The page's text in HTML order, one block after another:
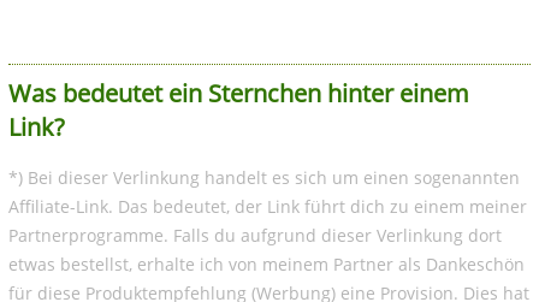
Was bedeutet ein Sternchen hinter einem
Link?
*) Bei dieser Verlinkung handelt es sich um einen sogenannten
Affiliate-Link. Das bedeutet, der Link führt dich zu einem meiner
Partnerprogramme. Falls du aufgrund dieser Verlinkung dort
etwas bestellst, erhalte ich von meinem Partner als Dankeschön
für diese Produktempfehlung (Werbung) eine Provision. Dies hat